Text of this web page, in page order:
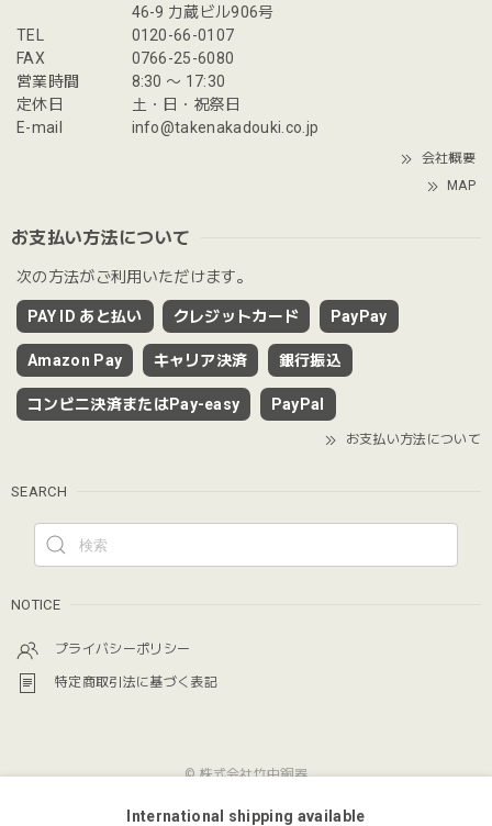
46-9 力蔵ビル906号
TEL
0120-66-0107
FAX
0766-25-6080
営業時間
8:30 〜 17:30
定休日
土・日・祝祭日
E-mail
info@takenakadouki.co.jp
会社概要
MAP
お支払い方法について
次の方法がご利用いただけます。
PAY ID あと払い クレジットカード PayPay
Amazon Pay キャリア決済 銀行振込
コンビニ決済またはPay-easy PayPal
お支払い方法について
SEARCH
NOTICE
プライバシーポリシー
特定商取引法に基づく表記
© 株式会社竹中銅器
International shipping available